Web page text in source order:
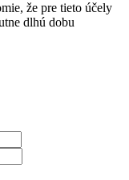
že pre tieto účely
dlhú dobu